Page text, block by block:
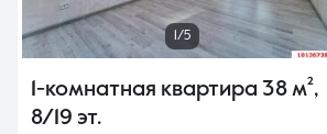
1/5
1-комнатная квартира 38 м²,
8/19 эт.